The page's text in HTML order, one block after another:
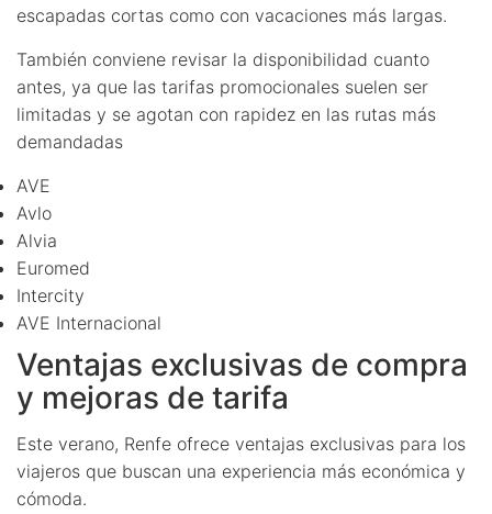
escapadas cortas como con vacaciones más largas.
También conviene revisar la disponibilidad cuanto
antes, ya que las tarifas promocionales suelen ser
limitadas y se agotan con rapidez en las rutas más
demandadas
AVE
Avlo
Alvia
Euromed
Intercity
AVE Internacional
Ventajas exclusivas de compra
y mejoras de tarifa
Este verano, Renfe ofrece ventajas exclusivas para los
viajeros que buscan una experiencia más económica y
cómoda.